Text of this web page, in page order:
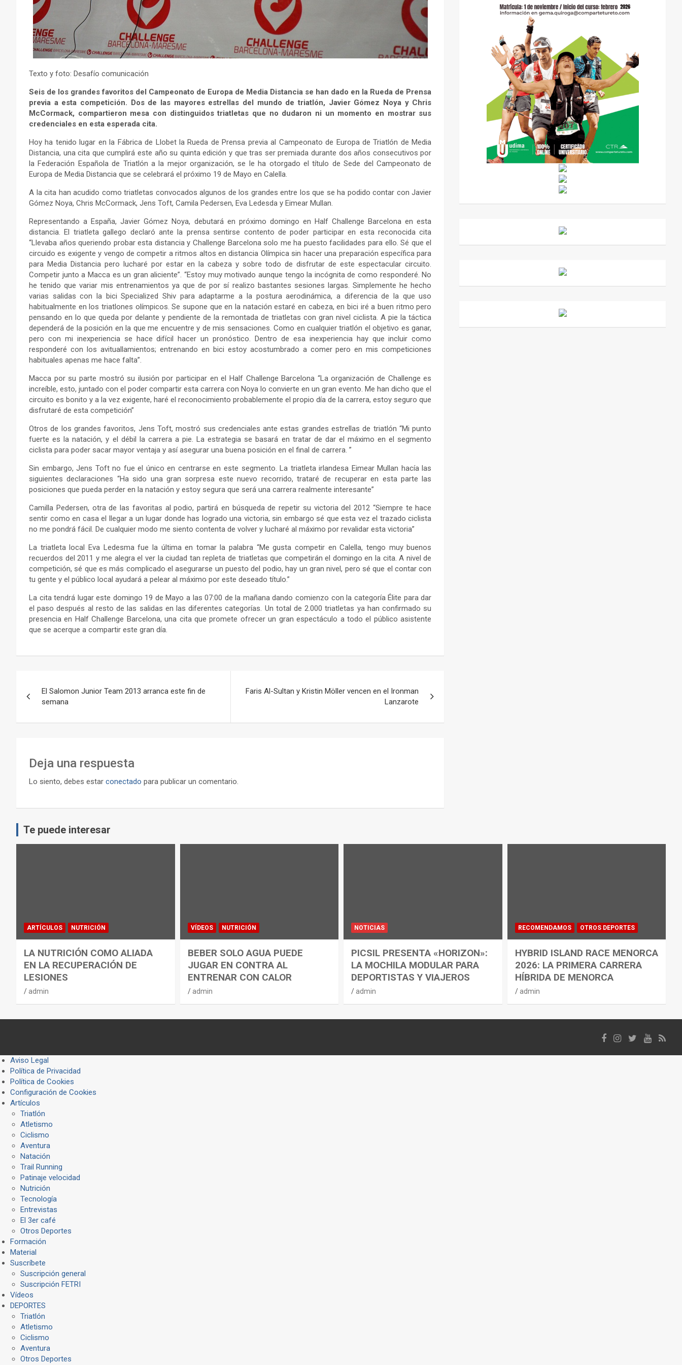
Texto y foto: Desafío comunicación
Seis de los grandes favoritos del Campeonato de Europa de Media Distancia se han dado en la Rueda de Prensa
previa a esta competición. Dos de las mayores estrellas del mundo de triatlón, Javier Gómez Noya y Chris
McCormack, compartieron mesa con distinguidos triatletas que no dudaron ni un momento en mostrar sus
credenciales en esta esperada cita.
Hoy ha tenido lugar en la Fábrica de Llobet la Rueda de Prensa previa al Campeonato de Europa de Triatlón de Media
Distancia, una cita que cumplirá este año su quinta edición y que tras ser premiada durante dos años consecutivos por
la Federación Española de Triatlón a la mejor organización, se le ha otorgado el título de Sede del Campeonato de
Europa de Media Distancia que se celebrará el próximo 19 de Mayo en Calella.
A la cita han acudido como triatletas convocados algunos de los grandes entre los que se ha podido contar con Javier
Gómez Noya, Chris McCormack, Jens Toft, Camila Pedersen, Eva Ledesda y Eimear Mullan.
Representando a España, Javier Gómez Noya, debutará en próximo domingo en Half Challenge Barcelona en esta
distancia. El triatleta gallego declaró ante la prensa sentirse contento de poder participar en esta reconocida cita
“Llevaba años queriendo probar esta distancia y Challenge Barcelona solo me ha puesto facilidades para ello. Sé que el
circuido es exigente y vengo de competir a ritmos altos en distancia Olímpica sin hacer una preparación específica para
para Media Distancia pero lucharé por estar en la cabeza y sobre todo de disfrutar de este espectacular circuito.
Competir junto a Macca es un gran aliciente”. “Estoy muy motivado aunque tengo la incógnita de como responderé. No
he tenido que variar mis entrenamientos ya que de por sí realizo bastantes sesiones largas. Simplemente he hecho
varias salidas con la bici Specialized Shiv para adaptarme a la postura aerodinámica, a diferencia de la que uso
habitualmente en los triatlones olímpicos. Se supone que en la natación estaré en cabeza, en bici iré a buen ritmo pero
pensando en lo que queda por delante y pendiente de la remontada de triatletas con gran nivel ciclista. A pie la táctica
dependerá de la posición en la que me encuentre y de mis sensaciones. Como en cualquier triatlón el objetivo es ganar,
pero con mi inexperiencia se hace difícil hacer un pronóstico. Dentro de esa inexperiencia hay que incluir como
responderé con los avituallamientos; entrenando en bici estoy acostumbrado a comer pero en mis competiciones
habituales apenas me hace falta”.
Macca por su parte mostró su ilusión por participar en el Half Challenge Barcelona “La organización de Challenge es
increíble, esto, juntado con el poder compartir esta carrera con Noya lo convierte en un gran evento. Me han dicho que el
circuito es bonito y a la vez exigente, haré el reconocimiento probablemente el propio día de la carrera, estoy seguro que
disfrutaré de esta competición”
Otros de los grandes favoritos, Jens Toft, mostró sus credenciales ante estas grandes estrellas de triatlón “Mi punto
fuerte es la natación, y el débil la carrera a pie. La estrategia se basará en tratar de dar el máximo en el segmento
ciclista para poder sacar mayor ventaja y así asegurar una buena posición en el final de carrera. ”
Sin embargo, Jens Toft no fue el único en centrarse en este segmento. La triatleta irlandesa Eimear Mullan hacía las
siguientes declaraciones “Ha sido una gran sorpresa este nuevo recorrido, trataré de recuperar en esta parte las
posiciones que pueda perder en la natación y estoy segura que será una carrera realmente interesante”
Camilla Pedersen, otra de las favoritas al podio, partirá en búsqueda de repetir su victoria del 2012 “Siempre te hace
sentir como en casa el llegar a un lugar donde has logrado una victoria, sin embargo sé que esta vez el trazado ciclista
no me pondrá fácil. De cualquier modo me siento contenta de volver y lucharé al máximo por revalidar esta victoria”
La triatleta local Eva Ledesma fue la última en tomar la palabra “Me gusta competir en Calella, tengo muy buenos
recuerdos del 2011 y me alegra el ver la ciudad tan repleta de triatletas que competirán el domingo en la cita. A nivel de
competición, sé que es más complicado el asegurarse un puesto del podio, hay un gran nivel, pero sé que el contar con
tu gente y el público local ayudará a pelear al máximo por este deseado título.”
La cita tendrá lugar este domingo 19 de Mayo a las 07:00 de la mañana dando comienzo con la categoría Élite para dar
el paso después al resto de las salidas en las diferentes categorías. Un total de 2.000 triatletas ya han confirmado su
presencia en Half Challenge Barcelona, una cita que promete ofrecer un gran espectáculo a todo el público asistente
que se acerque a compartir este gran día.
de
entradas
El Salomon Junior Team 2013 arranca este fin de
semana
Faris Al-Sultan y Kristin Möller vencen en el Ironman
Lanzarote
Deja una respuesta
Lo siento, debes estar conectado para publicar un comentario.
Te puede interesar
ARTÍCULOS NUTRICIÓN
LA NUTRICIÓN COMO ALIADA
EN LA RECUPERACIÓN DE
LESIONES
admin
VÍDEOS NUTRICIÓN
BEBER SOLO AGUA PUEDE
JUGAR EN CONTRA AL
ENTRENAR CON CALOR
admin
NOTICIAS
PICSIL PRESENTA «HORIZON»:
LA MOCHILA MODULAR PARA
DEPORTISTAS Y VIAJEROS
admin
RECOMENDAMOS OTROS DEPORTES
HYBRID ISLAND RACE MENORCA
2026: LA PRIMERA CARRERA
HÍBRIDA DE MENORCA
admin
Aviso Legal
Política de Privacidad
Política de Cookies
Configuración de Cookies
Artículos
Triatlón
Atletismo
Ciclismo
Aventura
Natación
Trail Running
Patinaje velocidad
Nutrición
Tecnología
Entrevistas
El 3er café
Otros Deportes
Formación
Material
Suscríbete
Suscripción general
Suscripción FETRI
Vídeos
DEPORTES
Triatlón
Atletismo
Ciclismo
Aventura
Otros Deportes